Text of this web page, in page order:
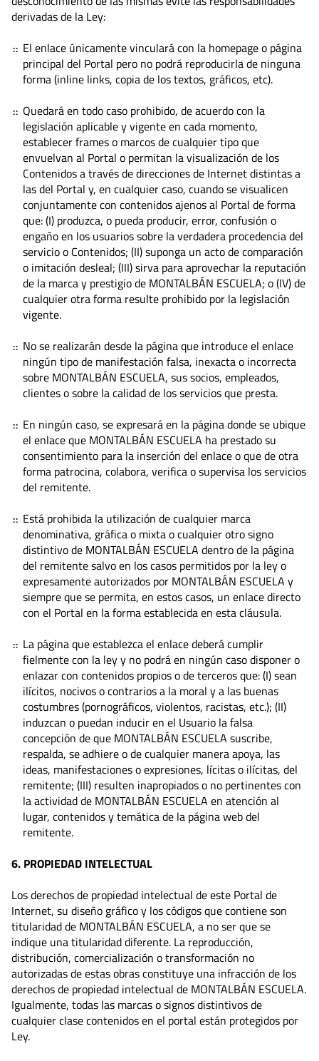
derivadas de la Ley:
El enlace únicamente vinculará con la homepage o página
principal del Portal pero no podrá reproducirla de ninguna
forma (inline links, copia de los textos, gráficos, etc).
Quedará en todo caso prohibido, de acuerdo con la
legislación aplicable y vigente en cada momento,
establecer frames o marcos de cualquier tipo que
envuelvan al Portal o permitan la visualización de los
Contenidos a través de direcciones de Internet distintas a
las del Portal y, en cualquier caso, cuando se visualicen
conjuntamente con contenidos ajenos al Portal de forma
que: (I) produzca, o pueda producir, error, confusión o
engaño en los usuarios sobre la verdadera procedencia del
servicio o Contenidos; (II) suponga un acto de comparación
o imitación desleal; (III) sirva para aprovechar la reputación
de la marca y prestigio de MONTALBÁN ESCUELA; o (IV) de
cualquier otra forma resulte prohibido por la legislación
vigente.
No se realizarán desde la página que introduce el enlace
ningún tipo de manifestación falsa, inexacta o incorrecta
sobre MONTALBÁN ESCUELA, sus socios, empleados,
clientes o sobre la calidad de los servicios que presta.
En ningún caso, se expresará en la página donde se ubique
el enlace que MONTALBÁN ESCUELA ha prestado su
consentimiento para la inserción del enlace o que de otra
forma patrocina, colabora, verifica o supervisa los servicios
del remitente.
Está prohibida la utilización de cualquier marca
denominativa, gráfica o mixta o cualquier otro signo
distintivo de MONTALBÁN ESCUELA dentro de la página
del remitente salvo en los casos permitidos por la ley o
expresamente autorizados por MONTALBÁN ESCUELA y
siempre que se permita, en estos casos, un enlace directo
con el Portal en la forma establecida en esta cláusula.
La página que establezca el enlace deberá cumplir
fielmente con la ley y no podrá en ningún caso disponer o
enlazar con contenidos propios o de terceros que: (I) sean
ilícitos, nocivos o contrarios a la moral y a las buenas
costumbres (pornográficos, violentos, racistas, etc.); (II)
induzcan o puedan inducir en el Usuario la falsa
concepción de que MONTALBÁN ESCUELA suscribe,
respalda, se adhiere o de cualquier manera apoya, las
ideas, manifestaciones o expresiones, lícitas o ilícitas, del
remitente; (III) resulten inapropiados o no pertinentes con
la actividad de MONTALBÁN ESCUELA en atención al
lugar, contenidos y temática de la página web del
remitente.
6. PROPIEDAD INTELECTUAL
Los derechos de propiedad intelectual de este Portal de
Internet, su diseño gráfico y los códigos que contiene son
titularidad de MONTALBÁN ESCUELA, a no ser que se
indique una titularidad diferente. La reproducción,
distribución, comercialización o transformación no
autorizadas de estas obras constituye una infracción de los
derechos de propiedad intelectual de MONTALBÁN ESCUELA.
Igualmente, todas las marcas o signos distintivos de
cualquier clase contenidos en el portal están protegidos por
Ley.